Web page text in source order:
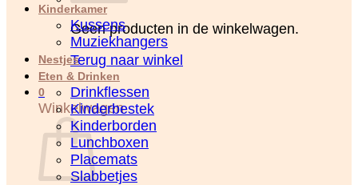
Geen producten in de winkelwagen.
Terug naar winkel
0
Winkelwagen
Kinderkamer
Kussens
Muziekhangers
Nestjes
Eten & Drinken
Drinkflessen
Kinderbestek
Kinderborden
Lunchboxen
Placemats
Slabbetjes